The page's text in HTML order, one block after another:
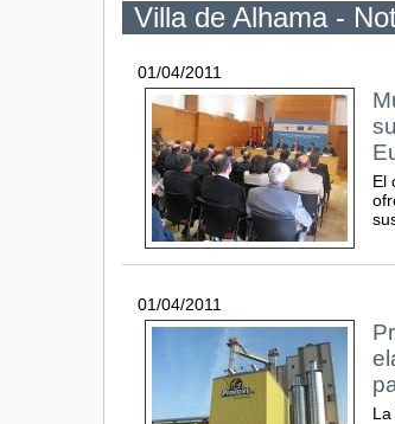
Villa de Alhama -
01/04/2011
El
01/04/2011